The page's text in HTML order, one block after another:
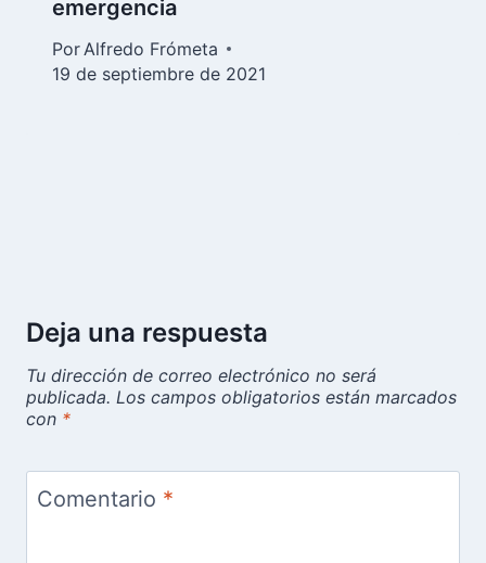
emergencia
Por Alfredo Frómeta
19 de septiembre de 2021
Deja una respuesta
Tu dirección de correo electrónico no será
publicada. Los campos obligatorios están marcados
con *
Comentario *